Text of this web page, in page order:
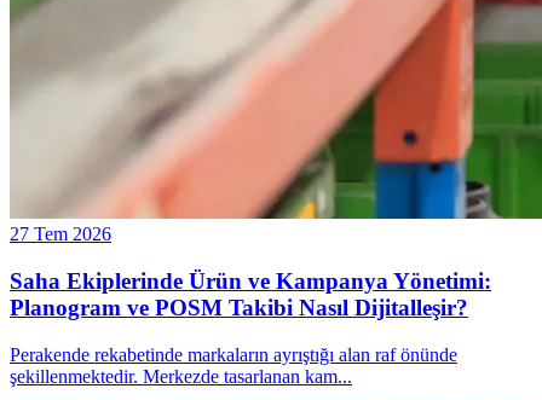
27 Tem 2026
Saha Ekiplerinde Ürün ve Kampanya Yönetimi:
Planogram ve POSM Takibi Nasıl Dijitalleşir?
Perakende rekabetinde markaların ayrıştığı alan raf önünde
şekillenmektedir. Merkezde tasarlanan kam...